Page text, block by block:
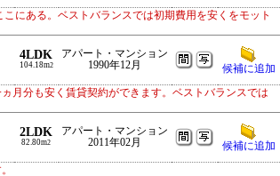
にある。ベストバランスでは初期費用を安くをモット
4LDK
104.18m2
アパート・マンション
1990年12月
候補に追加
月分も安く賃貸契約ができます。ベストバランスでは
2LDK
82.80m2
アパート・マンション
2011年02月
候補に追加